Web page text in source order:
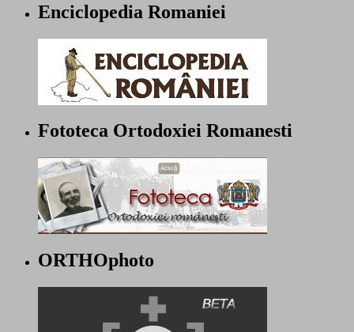
Enciclopedia Romaniei
Fototeca Ortodoxiei Romanesti
ORTHOphoto